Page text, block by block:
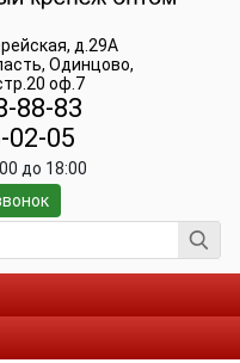
д.29А
Одинцово,
оф.7
88-83
02-05
до 18:00